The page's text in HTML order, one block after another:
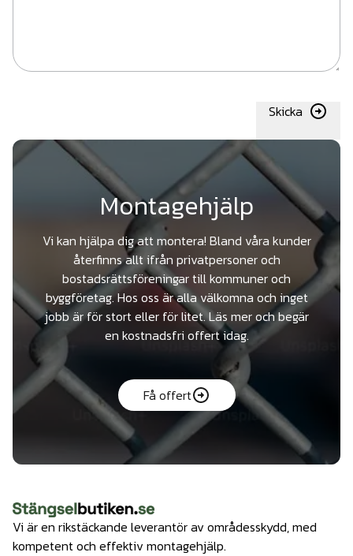
Skicka
Montagehjälp
Vi kan hjälpa dig att montera! Bland våra kunder
återfinns allt ifrån privatpersoner och
bostadsrättsföreningar till kommuner och
byggföretag. Hos oss är alla välkomna och inget
jobb är för stort eller för litet. Läs mer och begär
en kostnadsfri offert idag.
Få offert
Vi är en rikstäckande leverantör av områdesskydd, med
kompetent och effektiv montagehjälp.